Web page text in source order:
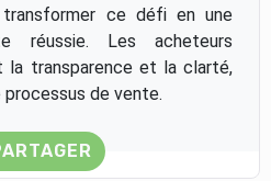
ce défi en une
réussie. Les acheteurs
la transparence et la clarté,
de vente.